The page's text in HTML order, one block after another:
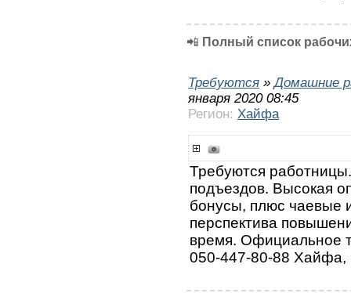
📲 Полный список
Требуются »Домашние
января 2020 08:45
Регион: Хайфа
Требуются
подъездов. Высокая
бонусы, плюс чаевые
перспектива
время. Официальное
050-447-80-88 Хайфа,